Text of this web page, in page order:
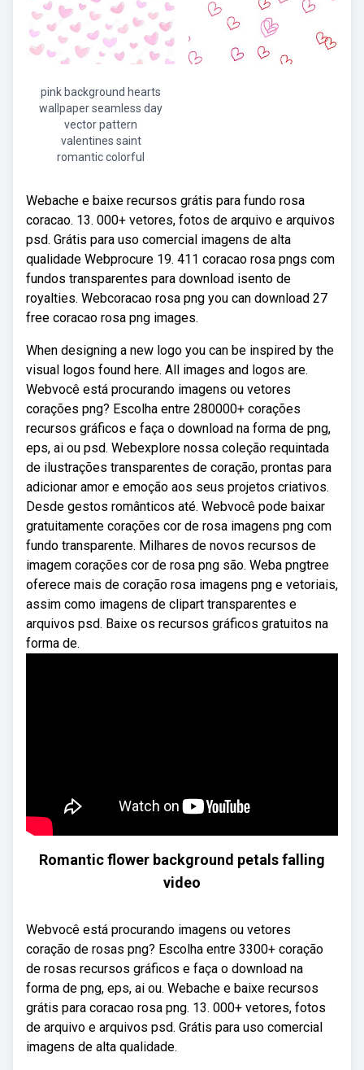
pink background hearts
wallpaper seamless day
vector pattern
valentines saint
romantic colorful
Webache e baixe recursos grátis para fundo rosa
coracao. 13. 000+ vetores, fotos de arquivo e arquivos
psd. Grátis para uso comercial imagens de alta
qualidade Webprocure 19. 411 coracao rosa pngs com
fundos transparentes para download isento de
royalties. Webcoracao rosa png you can download 27
free coracao rosa png images.
When designing a new logo you can be inspired by the
visual logos found here. All images and logos are.
Webvocê está procurando imagens ou vetores
corações png? Escolha entre 280000+ corações
recursos gráficos e faça o download na forma de png,
eps, ai ou psd. Webexplore nossa coleção requintada
de ilustrações transparentes de coração, prontas para
adicionar amor e emoção aos seus projetos criativos.
Desde gestos românticos até. Webvocê pode baixar
gratuitamente corações cor de rosa imagens png com
fundo transparente. Milhares de novos recursos de
imagem corações cor de rosa png são. Weba pngtree
oferece mais de coração rosa imagens png e vetoriais,
assim como imagens de clipart transparentes e
arquivos psd. Baixe os recursos gráficos gratuitos na
forma de.
Romantic flower background petals falling
video
Webvocê está procurando imagens ou vetores
coração de rosas png? Escolha entre 3300+ coração
de rosas recursos gráficos e faça o download na
forma de png, eps, ai ou. Webache e baixe recursos
grátis para coracao rosa png. 13. 000+ vetores, fotos
de arquivo e arquivos psd. Grátis para uso comercial
imagens de alta qualidade.